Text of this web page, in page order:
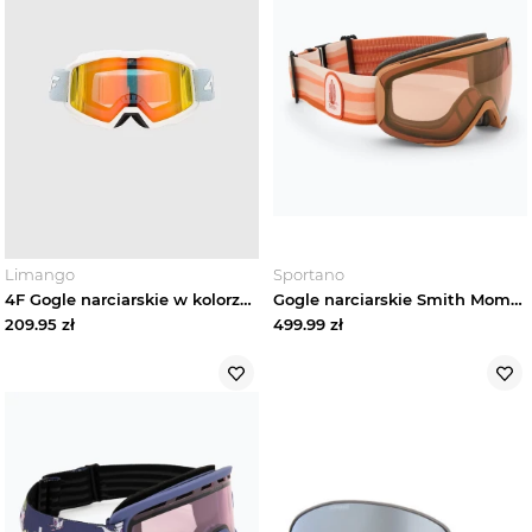
Limango
4F Gogle narciarskie w kolorze błękitno-pomarańczowym rozmiar: onesize
209.95 zł
Sportano
Gogle narciarskie Smith Moment mirage / chromapop pro photochromic gold mirror Brązowy
499.99 zł